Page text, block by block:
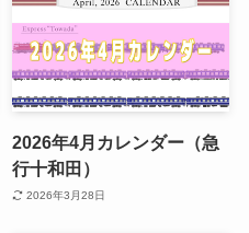
2026年4月カレンダー（急
行十和田）
2026年3月28日